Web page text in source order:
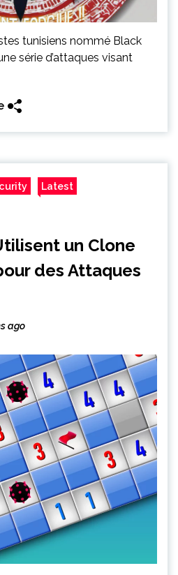
tunisiens nommé Black
série d’attaques visant
Latest
un Clone
des Attaques
ago